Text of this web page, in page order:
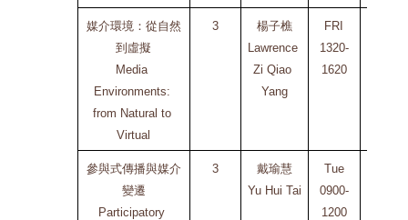
媒介環境：從自然
到虛擬
Media
Environments:
from Natural to
Virtual
3
楊子樵
Lawrence
Zi Qiao
Yang
FRI
1320-
1620
參與式傳播與媒介
變遷
Participatory
3
戴瑜慧
Yu Hui Tai
Tue
0900-
1200